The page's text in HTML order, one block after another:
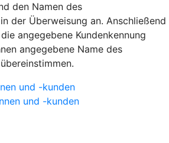
den Namen des
der Überweisung an. Anschließend
angegebene Kundenkennung
angegebene Name des
und -kunden
und -kunden